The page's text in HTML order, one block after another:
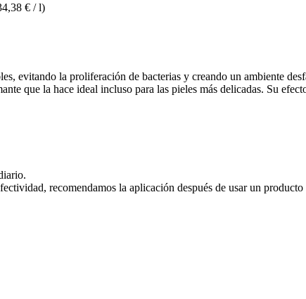
€ / l)
evitando la proliferación de bacterias y creando un ambiente
que la hace ideal incluso para las pieles más delicadas. Su
recomendamos la aplicación después de usar un